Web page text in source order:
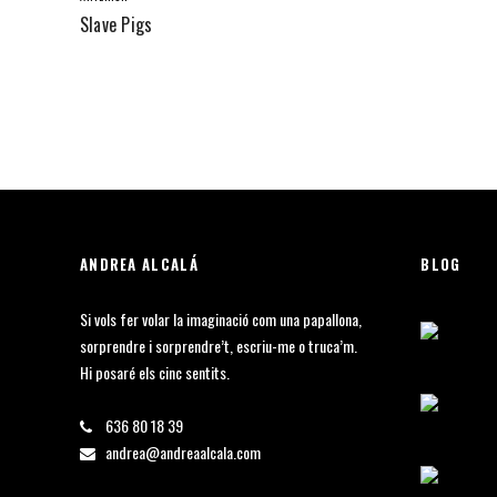
Slave Pigs
ANDREA ALCALÁ
Si vols fer volar la imaginació com una papallona,
sorprendre i sorprendre’t, escriu-me o truca’m.
Hi posaré els cinc sentits.
636 80 18 39
andrea@andreaalcala.com
BLOG